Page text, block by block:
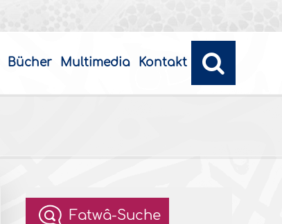
Bücher Multimedia Kontakt
Fatwâ-Suche